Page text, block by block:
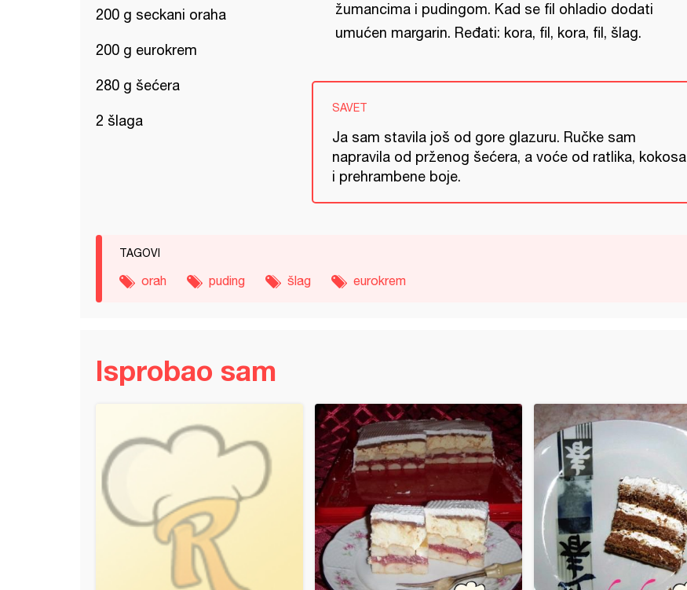
200 g seckani oraha
200 g eurokrem
280 g šećera
2 šlaga
žumancima i pudingom. Kad se fil ohladio dodati
umućen margarin. Ređati: kora, fil, kora, fil, šlag.
SAVET
Ja sam stavila još od gore glazuru. Ručke sam
napravila od prženog šećera, a voće od ratlika, kokosa
i prehrambene boje.
TAGOVI
orah puding šlag eurokrem
Isprobao sam